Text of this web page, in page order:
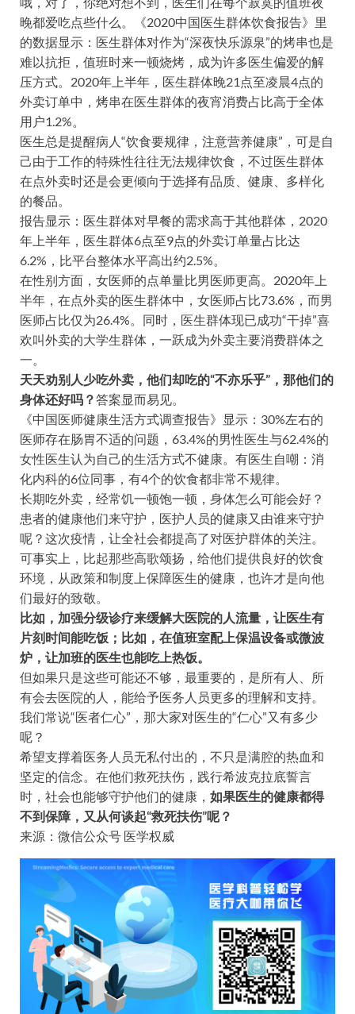
晚都爱吃点些什么。《2020中国医生群体饮食报告》里
的数据显示：医生群体对作为“深夜快乐源泉”的烤串也是
难以抗拒，值班时来一顿烧烤，成为许多医生偏爱的解
压方式。2020年上半年，医生群体晚21点至凌晨4点的
外卖订单中，烤串在医生群体的夜宵消费占比高于全体
用户1.2%。
医生总是提醒病人“饮食要规律，注意营养健康”，可是自
己由于工作的特殊性往往无法规律饮食，不过医生群体
在点外卖时还是会更倾向于选择有品质、健康、多样化
的餐品。
报告显示：医生群体对早餐的需求高于其他群体，2020
年上半年，医生群体6点至9点的外卖订单量占比达
6.2%，比平台整体水平高出约2.5%。
在性别方面，女医师的点单量比男医师更高。2020年上
半年，在点外卖的医生群体中，女医师占比73.6%，而男
医师占比仅为26.4%。同时，医生群体现已成功“干掉”喜
欢叫外卖的大学生群体，一跃成为外卖主要消费群体之
一。
天天劝别人少吃外卖，他们却吃的“不亦乐乎”，那他们的
身体还好吗？答案显而易见。
《中国医师健康生活方式调查报告》显示：30%左右的
医师存在肠胃不适的问题，63.4%的男性医生与62.4%的
女性医生认为自己的生活方式不健康。有医生自嘲：消
化内科的6位同事，有4个的饮食都非常不规律。
长期吃外卖，经常饥一顿饱一顿，身体怎么可能会好？
患者的健康他们来守护，医护人员的健康又由谁来守护
呢？这次疫情，让全社会都提高了对医护群体的关注。
可事实上，比起那些高歌颂扬，给他们提供良好的饮食
环境，从政策和制度上保障医生的健康，也许才是向他
们最好的致敬。
比如，加强分级诊疗来缓解大医院的人流量，让医生有
片刻时间能吃饭；比如，在值班室配上保温设备或微波
炉，让加班的医生也能吃上热饭。
但如果只是这些可能还不够，最重要的，是所有人、所
有会去医院的人，能给予医务人员更多的理解和支持。
我们常说“医者仁心”，那大家对医生的“仁心”又有多少
呢？
希望支撑着医务人员无私付出的，不只是满腔的热血和
坚定的信念。在他们救死扶伤，践行希波克拉底誓言
时，社会也能够守护他们的健康， 如果医生的健康都得
不到保障，又从何谈起“救死扶伤”呢？
来源：微信公众号 医学权威